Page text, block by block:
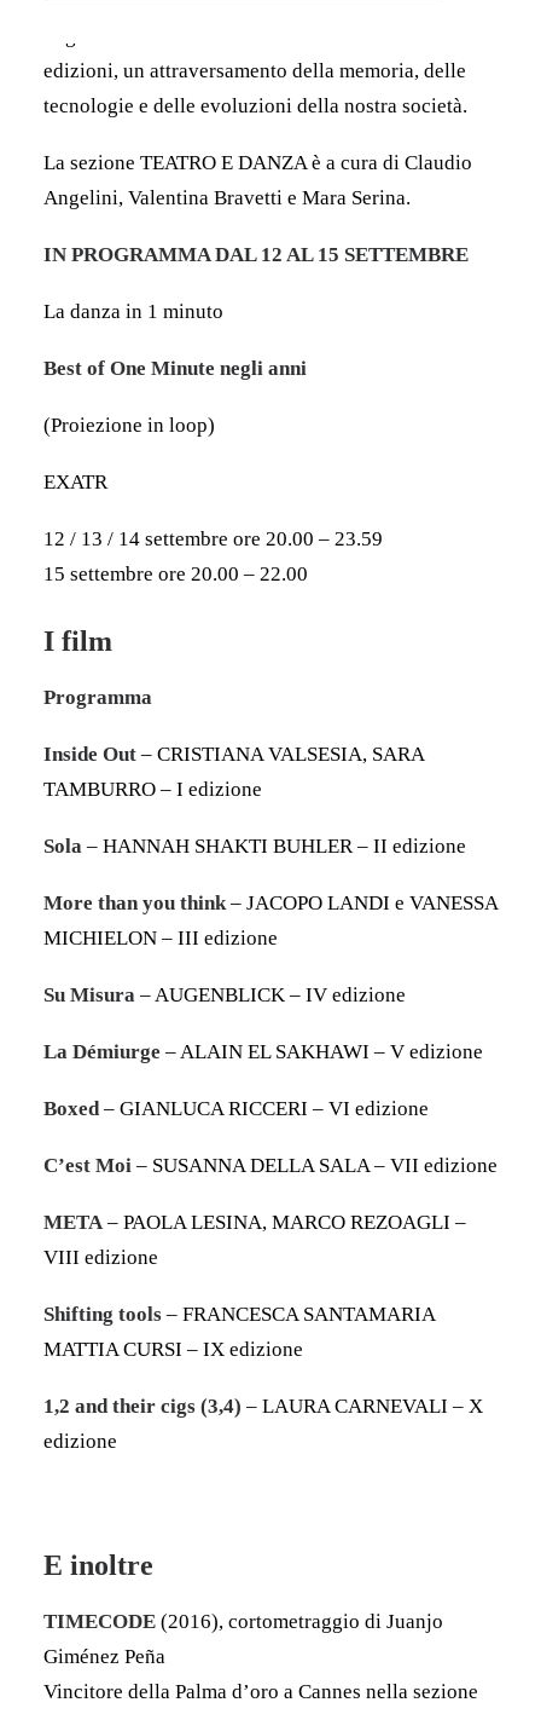
edizioni, un attraversamento della memoria, delle
tecnologie e delle evoluzioni della nostra società.
La sezione TEATRO E DANZA è a cura di Claudio
Angelini, Valentina Bravetti e Mara Serina.
IN PROGRAMMA DAL 12 AL 15 SETTEMBRE
La danza in 1 minuto
Best of One Minute negli anni
(Proiezione in loop)
EXATR
12 / 13 / 14 settembre ore 20.00 – 23.59
15 settembre ore 20.00 – 22.00
I film
Programma
Inside Out – CRISTIANA VALSESIA, SARA
TAMBURRO – I edizione
Sola – HANNAH SHAKTI BUHLER – II edizione
More than you think– JACOPO LANDI e VANESSA
MICHIELON – III edizione
Su Misura – AUGENBLICK – IV edizione
La Démiurge – ALAIN EL SAKHAWI – V edizione
Boxed– GIANLUCA RICCERI – VI edizione
C’est Moi – SUSANNA DELLA SALA – VII edizione
META – PAOLA LESINA, MARCO REZOAGLI –
VIII edizione
Shifting tools – FRANCESCA SANTAMARIA
MATTIA CURSI – IX edizione
1,2 and their cigs (3,4) – LAURA CARNEVALI – X
edizione
E inoltre
TIMECODE (2016), cortometraggio di Juanjo
Giménez Peña
Vincitore della Palma d’oro a Cannes nella sezione